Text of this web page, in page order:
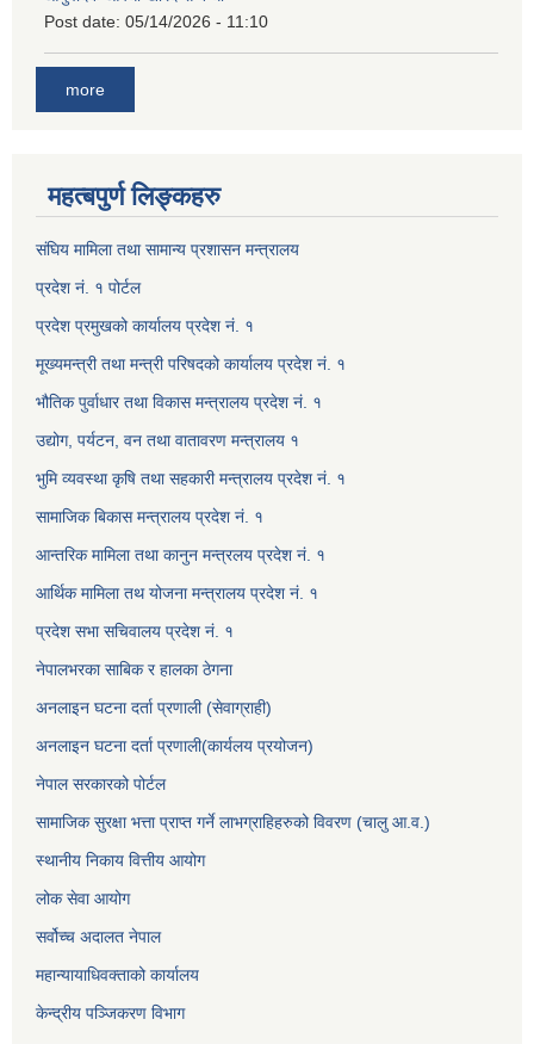
Post date: 05/14/2026 - 11:10
more
महत्बपुर्ण लिङ्कहरु
संघिय मामिला तथा सामान्य प्रशासन मन्त्रालय
प्रदेश नं. १ पोर्टल
प्रदेश प्रमुखको कार्यालय प्रदेश नं. १
मूख्यमन्त्री तथा मन्त्री परिषदको कार्यालय प्रदेश नं. १
भौतिक पुर्वाधार तथा विकास मन्त्रालय प्रदेश नं. १
उद्योग, पर्यटन, वन तथा वातावरण मन्त्रालय १
भुमि व्यवस्था कृषि तथा सहकारी मन्त्रालय प्रदेश नं. १
सामाजिक बिकास मन्त्रालय प्रदेश नं. १
आन्तरिक मामिला तथा कानुन मन्त्रलय प्रदेश नं. १
आर्थिक मामिला तथ योजना मन्त्रालय प्रदेश नं. १
प्रदेश सभा सचिवालय प्रदेश नं. १
नेपालभरका साबिक र हालका ठेगना
अनलाइन घटना दर्ता प्रणाली (सेवाग्राही)
अनलाइन घटना दर्ता प्रणाली(कार्यलय प्रयोजन)
नेपाल सरकारको पोर्टल
सामाजिक सुरक्षा भत्ता प्राप्त गर्ने लाभग्राहिहरुको विवरण (चालु आ.व.)
स्थानीय निकाय वित्तीय आयोग
लोक सेवा आयोग
सर्वोच्च अदालत नेपाल
महान्यायाधिवक्ताको कार्यालय
केन्द्रीय पञ्जिकरण विभाग